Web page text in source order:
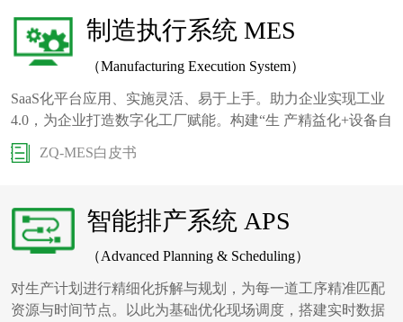
制造执行系统 MES
（Manufacturing Execution System）
SaaS化平台应用、实施灵活、易于上手。助力企业实现工业
4.0，为企业打造数字化工厂赋能。构建“生 产精益化+设备自
动化+管理信息化+人员高校或”的“新四化”智能车间。
ZQ-MES白皮书
智能排产系统 APS
（Advanced Planning & Scheduling）
对生产计划进行精细化拆解与规划，为每一道工序精准匹配
资源与时间节点。以此为基础优化现场调度，搭建实时数据